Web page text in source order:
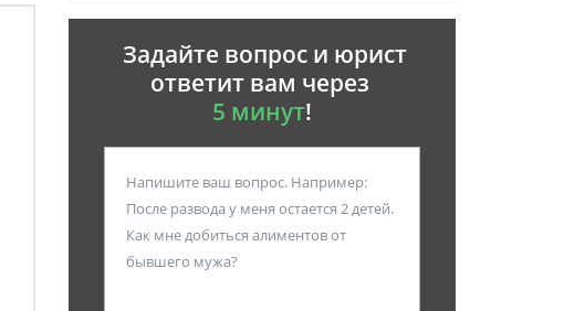
Задайте вопрос и юрист
ответит вам через
5 минут!